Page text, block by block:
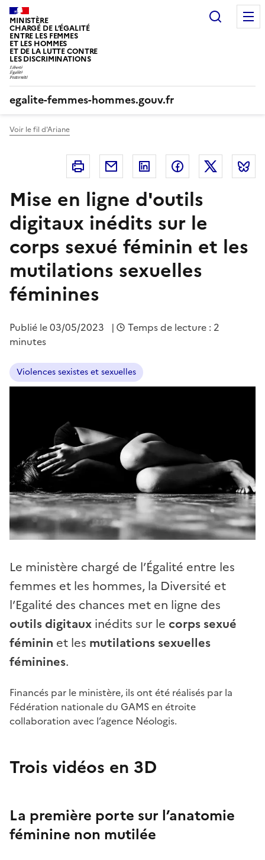
Panneau de gestion des cookies
MINISTÈRE
CHARGÉ DE L’ÉGALITÉ
ENTRE LES FEMMES
ET LES HOMMES
ET DE LA LUTTE CONTRE
LES DISCRIMINATIONS
egalite-femmes-hommes.gouv.fr
Voir le fil d'Ariane
Imprimer Courriel Linkedin FacebookTwitter
Mise en ligne d'outils
digitaux inédits sur le
corps sexué féminin et les
mutilations sexuelles
féminines
Publié le03/05/2023 |
Temps de lecture : 2
minutes
Violences sexistes et sexuelles
Le ministère chargé de l’Égalité entre les
femmes et les hommes, la Diversité et
l’Egalité des chances met en ligne des
outils digitaux inédits sur le corps sexué
féminin et les mutilations sexuelles
féminines.
Financés par le ministère, ils ont été réalisés par la
Fédération nationale du GAMS en étroite
collaboration avec l’agence Néologis.
Trois vidéos en 3D
La première porte sur l’anatomie
féminine non mutilée